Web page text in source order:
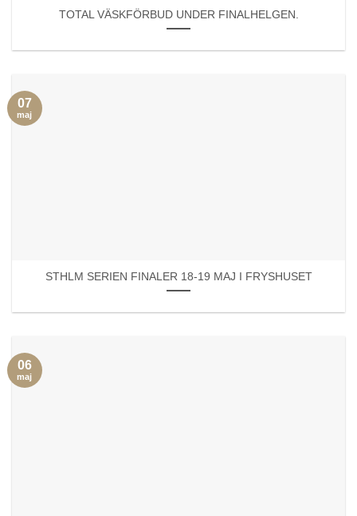
TOTAL VÄSKFÖRBUD UNDER FINALHELGEN.
STHLM SERIEN FINALER 18-19 MAJ I FRYSHUSET
07
maj
06
maj